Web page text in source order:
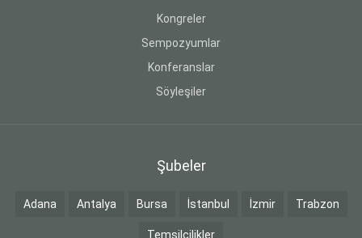
Kongreler
Sempozyumlar
Konferanslar
Söyleşiler
Şubeler
Adana Antalya Bursa İstanbul İzmir Trabzon
Temsilcilikler